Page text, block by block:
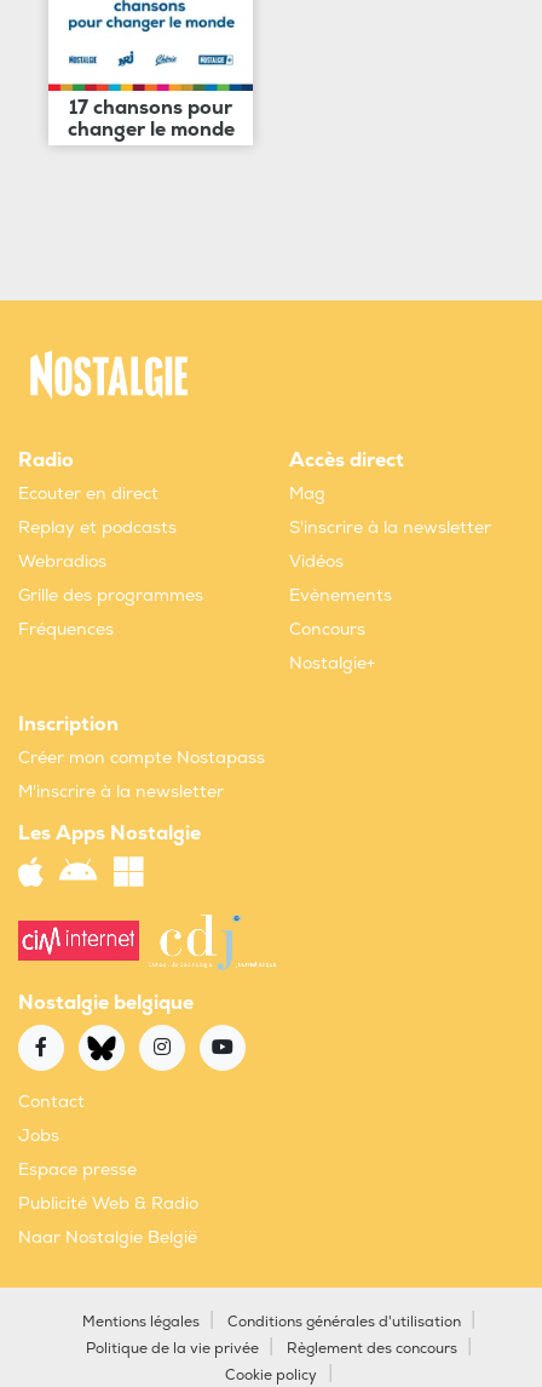
17 chansons pour
changer le monde
Radio
Ecouter en direct
Replay et podcasts
Webradios
Grille des programmes
Fréquences
Accès direct
Mag
S'inscrire à la newsletter
Vidéos
Evènements
Concours
Nostalgie+
Inscription
Créer mon compte Nostapass
M'inscrire à la newsletter
Les Apps Nostalgie
Nostalgie belgique
Contact
Jobs
Espace presse
Publicité Web & Radio
Naar Nostalgie België
Mentions légales
Conditions générales d'utilisation
Politique de la vie privée
Règlement des concours
Cookie policy